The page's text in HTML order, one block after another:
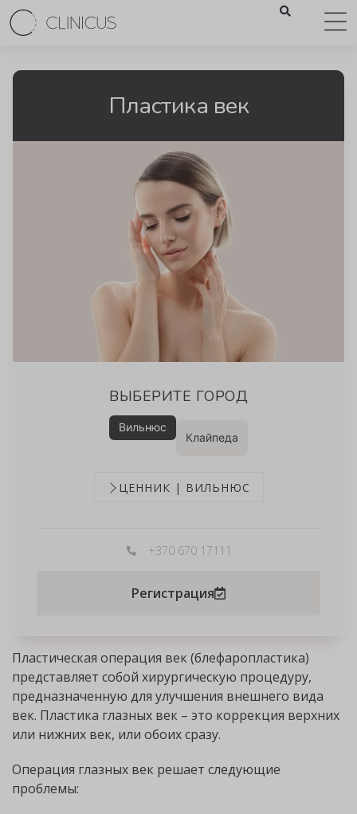
Пластическая операция век (блефаропластика)
представляет собой хирургическую процедуру,
предназначенную для улучшения внешнего вида
век. Пластика глазных век – это коррекция верхних
или нижних век, или обоих сразу.
Операция глазных век решает следующие
проблемы:
Пластика век
ВЫБЕРИТЕ ГОРОД
Вильнюс
Клайпеда
ЦЕННИК | ВИЛЬНЮС
+370 670 17111
Регистрация